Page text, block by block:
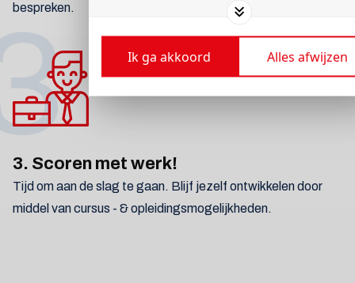
Ik ga akkoord Alles afwijzen
bespreken.
3. Scoren met werk!
Tijd om aan de slag te gaan. Blijf jezelf ontwikkelen door
middel van cursus - & opleidingsmogelijkheden.